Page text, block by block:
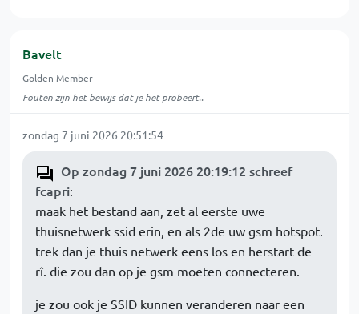
Bavelt
Golden Member
Fouten zijn het bewijs dat je het probeert..
zondag 7 juni 2026 20:51:54
Op zondag 7 juni 2026 20:19:12 schreef
fcapri:
maak het bestand aan, zet al eerste uwe
thuisnetwerk ssid erin, en als 2de uw gsm hotspot.
trek dan je thuis netwerk eens los en herstart de
rî. die zou dan op je gsm moeten connecteren.
je zou ook je SSID kunnen veranderen naar een